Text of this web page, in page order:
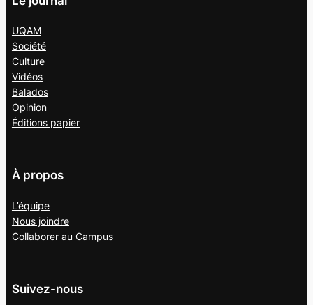
UQAM
Société
Culture
Vidéos
Balados
Opinion
Éditions papier
À propos
L’équipe
Nous joindre
Collaborer au Campus
Suivez-nous